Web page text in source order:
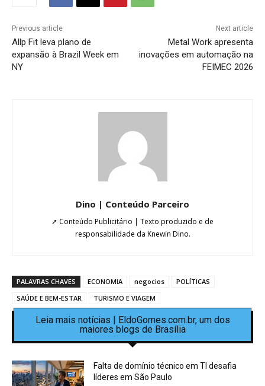
Previous article
Allp Fit leva plano de
expansão à Brazil Week em
NY
Next article
Metal Work apresenta
inovações em automação na
FEIMEC 2026
Dino | Conteúdo Parceiro
➚ Conteúdo Publicitário | Texto produzido e de
responsabilidade da Knewin Dino.
PALAVRAS CHAVES ECONOMIA negocios
POLÍTICAS
SAÚDE E BEM-ESTAR
TURISMO E VIAGEM
Leia mais notícias | EldoGomes.com.br, um dos
maiores blogs de Brasília
Falta de domínio técnico em TI desafia
líderes em São Paulo